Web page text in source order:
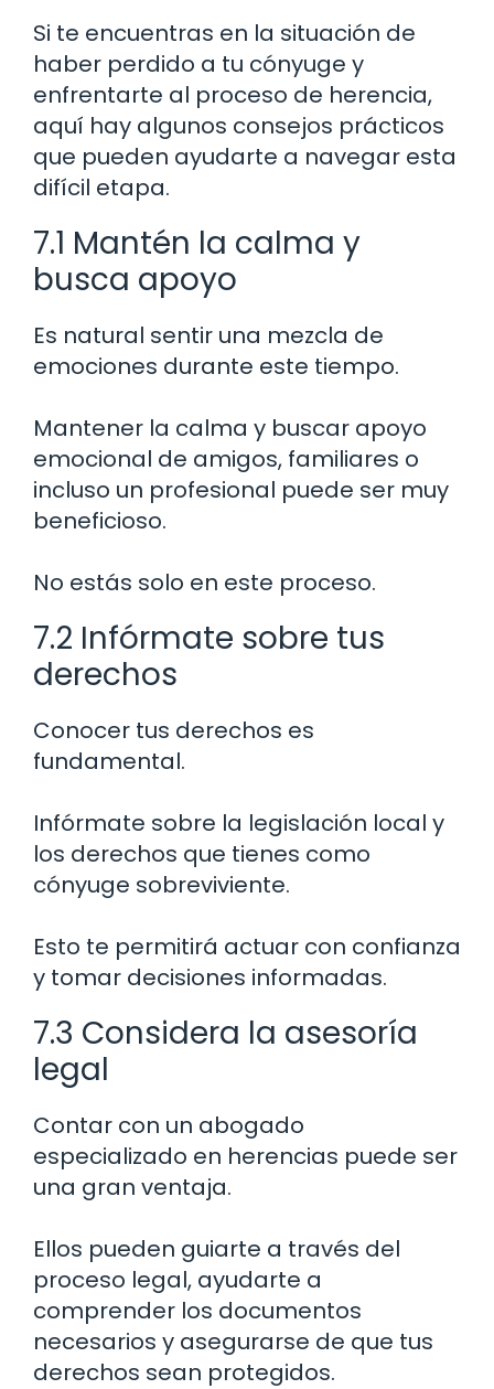
Si te encuentras en la situación de
haber perdido a tu cónyuge y
enfrentarte al proceso de herencia,
aquí hay algunos consejos prácticos
que pueden ayudarte a navegar esta
difícil etapa.
7.1 Mantén la calma y
busca apoyo
Es natural sentir una mezcla de
emociones durante este tiempo.
Mantener la calma y buscar apoyo
emocional de amigos, familiares o
incluso un profesional puede ser muy
beneficioso.
No estás solo en este proceso.
7.2 Infórmate sobre tus
derechos
Conocer tus derechos es
fundamental.
Infórmate sobre la legislación local y
los derechos que tienes como
cónyuge sobreviviente.
Esto te permitirá actuar con confianza
y tomar decisiones informadas.
7.3 Considera la asesoría
legal
Contar con un abogado
especializado en herencias puede ser
una gran ventaja.
Ellos pueden guiarte a través del
proceso legal, ayudarte a
comprender los documentos
necesarios y asegurarse de que tus
derechos sean protegidos.